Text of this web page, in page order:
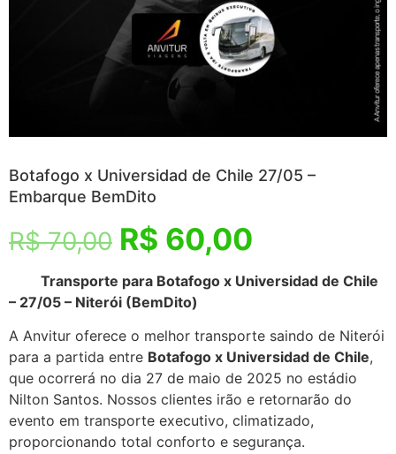
Botafogo x Universidad de Chile 27/05 –
Embarque BemDito
R$70,00 R$ 60,00
Transporte para Botafogo x Universidad de Chile
– 27/05 – Niterói (BemDito)
A Anvitur oferece o melhor transporte saindo de Niterói
para a partida entre Botafogo x Universidad de Chile,
que ocorrerá no dia 27 de maio de 2025 no estádio
Nilton Santos. Nossos clientes irão e retornarão do
evento em transporte executivo, climatizado,
proporcionando total conforto e segurança.